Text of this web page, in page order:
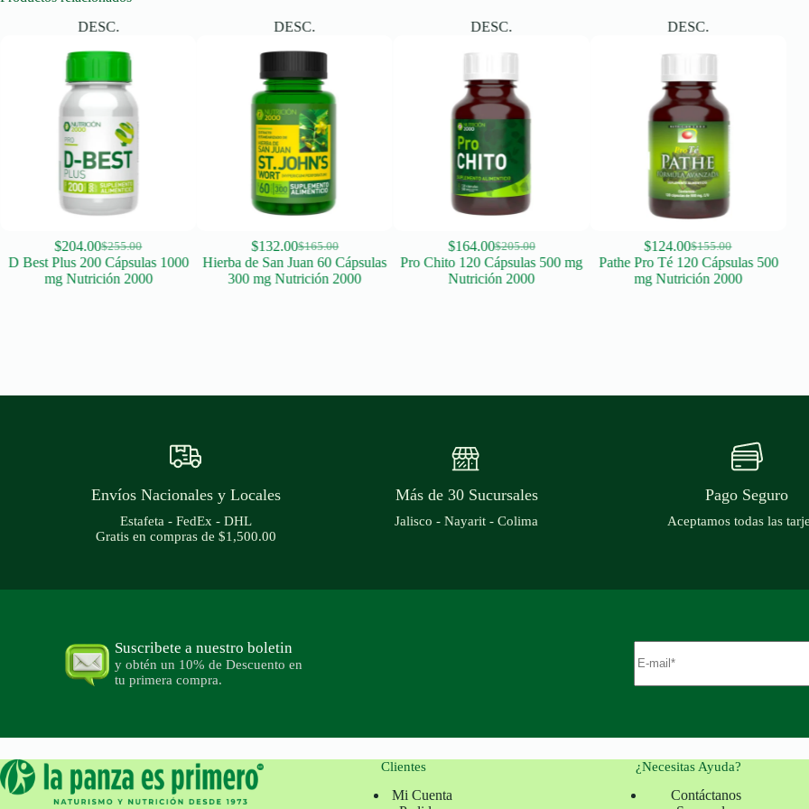
DESC.
$255.00
Original
price
was:
$204.00Current
price
is:
D Best Plus 200 Cápsulas 1000
mg Nutrición 2000
DESC.
$165.00
Original
price
was:
$132.00Current
price
is:
Hierba de San Juan 60 Cápsulas
300 mg Nutrición 2000
DESC.
$205.00
Original
price
was:
$164.00Current
price
is:
Pro Chito 120 Cápsulas 500 mg
Nutrición 2000
DESC.
$155.00
Original
price
was:
$124.00Current
price
is:
Pathe Pro Té 120 Cápsulas 500
mg Nutrición 2000
Envíos Nacionales y Locales
Estafeta - FedEx - DHL
Gratis en compras de $1,500.00
Más de 30 Sucursales
Jalisco - Nayarit - Colima
Pago Seguro
Aceptamos todas las
Suscribete a nuestro boletin
y obtén un 10% de Descuento en
tu primera compra.
Clientes
Mi Cuenta
¿Necesitas Ayuda?
Contáctanos